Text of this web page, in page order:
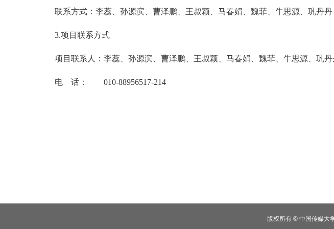
联系方式：李蕊、孙源滨、曹泽鹏、王叔颖、马春娟、魏菲、
3.项目联系方式
项目联系人：李蕊、孙源滨、曹泽鹏、王叔颖、马春娟、魏菲、牛思源、巩
电 话： 010-88956517-214
版权所有 © 中国传媒大